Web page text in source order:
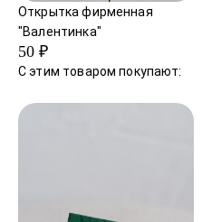
Открытка фирменная
"Валентинка"
50 ₽
С этим товаром покупают: